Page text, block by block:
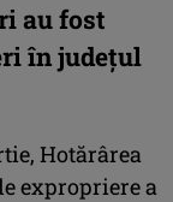
au fost
în județul
Hotărârea
expropriere a